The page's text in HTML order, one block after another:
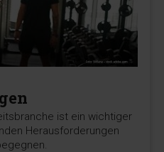
ist ein wichtiger
Herausforderungen